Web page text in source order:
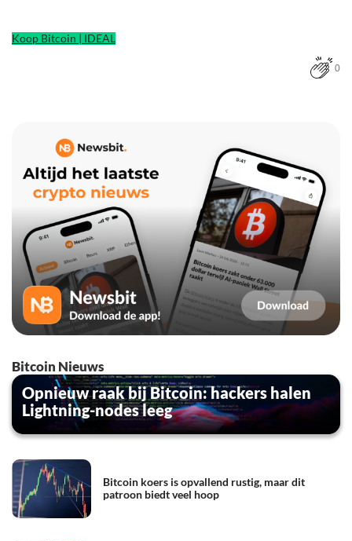
Koop Bitcoin | IDEAL
0
Bitcoin Nieuws
Opnieuw raak bij Bitcoin: hackers halen
Lightning-nodes leeg
Bitcoin koers is opvallend rustig, maar dit
patroon biedt veel hoop